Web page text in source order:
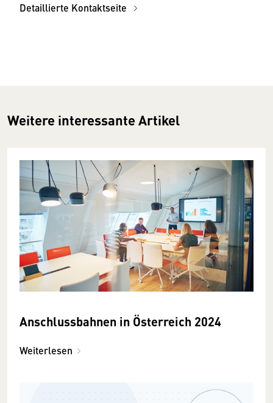
Detaillierte Kontaktseite
Weitere interessante Artikel
Anschlussbahnen in Österreich 2024
Weiterlesen